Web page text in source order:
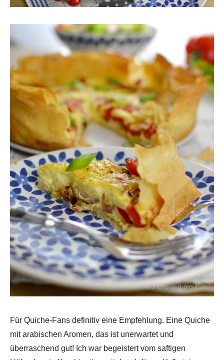
Für Quiche-Fans definitiv eine Empfehlung. Eine Quiche
mit arabischen Aromen, das ist unerwartet und
überraschend gut! Ich war begeistert vom saftigen